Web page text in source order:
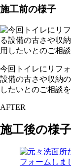
施工前の様子
今回トイレにリフ
設備の古さや収納
したいとのご相談
AFTER
施工後の様子